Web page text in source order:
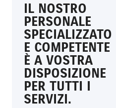
IL NOSTRO
PERSONALE
SPECIALIZZATO
E COMPETENTE
È A VOSTRA
DISPOSIZIONE
PER TUTTI I
SERVIZI.